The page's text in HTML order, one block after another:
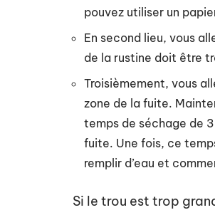
pouvez utiliser un
En second lieu, vous
de la rustine doit être
Troisièmement, vous
zone de la fuite.
temps de séchage de
fuite. Une fois, ce
remplir d’eau et
Si le trou est trop